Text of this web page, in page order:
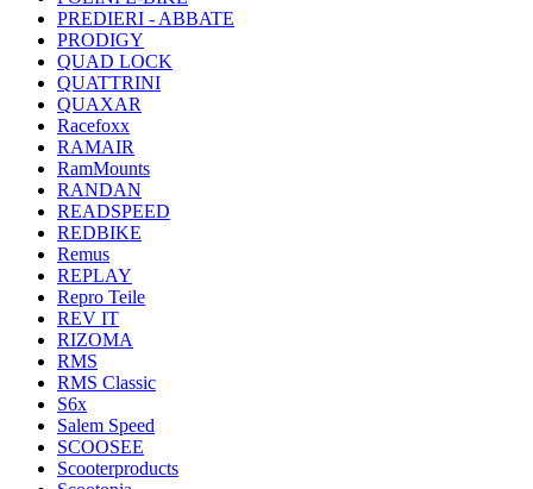
PREDIERI - ABBATE
PRODIGY
QUAD LOCK
QUATTRINI
QUAXAR
Racefoxx
RAMAIR
RamMounts
RANDAN
READSPEED
REDBIKE
Remus
REPLAY
Repro Teile
REV IT
RIZOMA
RMS
RMS Classic
S6x
Salem Speed
SCOOSEE
Scooterproducts